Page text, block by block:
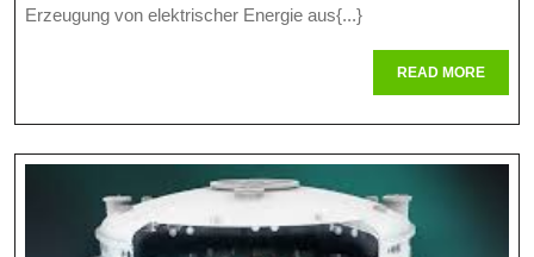
Und
In
Der
Erzeugung von elektrischer Energie aus{...}
READ MOREREAD
MORE